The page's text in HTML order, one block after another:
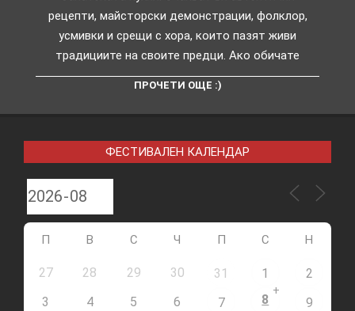
рецепти, майсторски демонстрации, фолклор,
усмивки и срещи с хора, които пазят живи
традициите на своите предци. Ако обичате
ПРОЧЕТИ ОЩЕ :)
ФЕСТИВАЛЕН КАЛЕНДАР
П В С Ч П С Н
27 28 29 30 31 1
2
3
4 5 6 7 8
+
9